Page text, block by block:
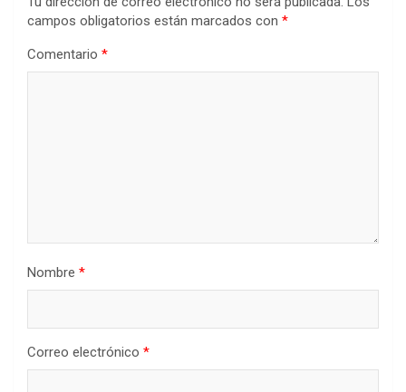
campos obligatorios están marcados con *
Comentario *
Nombre *
Correo electrónico *